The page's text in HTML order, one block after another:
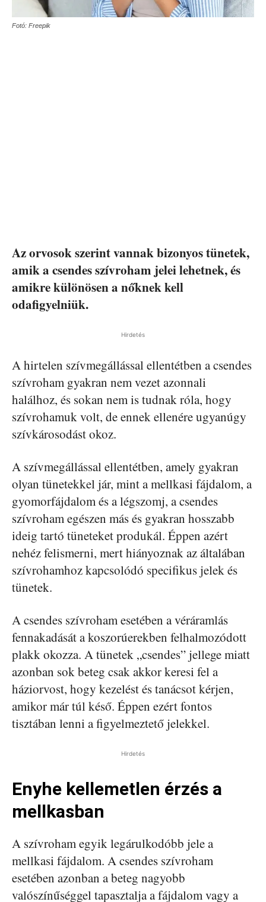
Fotó: Freepik
Az orvosok szerint vannak bizonyos tünetek,
amik a csendes szívroham jelei lehetnek, és
amikre különösen a nőknek kell
odafigyelniük.
Hirdetés
A hirtelen szívmegállással ellentétben a csendes
szívroham gyakran nem vezet azonnali
halálhoz, és sokan nem is tudnak róla, hogy
szívrohamuk volt, de ennek ellenére ugyanúgy
szívkárosodást okoz.
A szívmegállással ellentétben, amely gyakran
olyan tünetekkel jár, mint a mellkasi fájdalom, a
gyomorfájdalom és a légszomj, a csendes
szívroham egészen más és gyakran hosszabb
ideig tartó tüneteket produkál. Éppen azért
nehéz felismerni, mert hiányoznak az általában
szívrohamhoz kapcsolódó specifikus jelek és
tünetek.
A csendes szívroham esetében a véráramlás
fennakadását a koszorúerekben felhalmozódott
plakk okozza. A tünetek „csendes” jellege miatt
azonban sok beteg csak akkor keresi fel a
háziorvost, hogy kezelést és tanácsot kérjen,
amikor már túl késő. Éppen ezért fontos
tisztában lenni a figyelmeztető jelekkel.
Hirdetés
Enyhe kellemetlen érzés a
mellkasban
A szívroham egyik legárulkodóbb jele a
mellkasi fájdalom. A csendes szívroham
esetében azonban a beteg nagyobb
valószínűséggel tapasztalja a fájdalom vagy a